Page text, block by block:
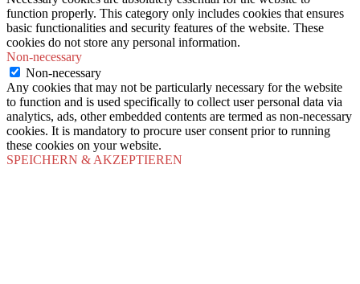
function properly. This category only includes cookies that ensures
basic functionalities and security features of the website. These
cookies do not store any personal information.
Non-necessary
Non-necessary
Any cookies that may not be particularly necessary for the website
to function and is used specifically to collect user personal data via
analytics, ads, other embedded contents are termed as non-necessary
cookies. It is mandatory to procure user consent prior to running
these cookies on your website.
SPEICHERN & AKZEPTIEREN